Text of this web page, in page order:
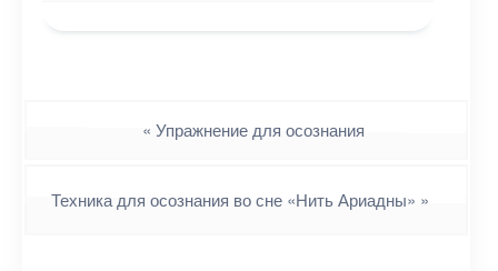
« Упражнение для осознания
Техника для осознания во сне «Нить Ариадны» »